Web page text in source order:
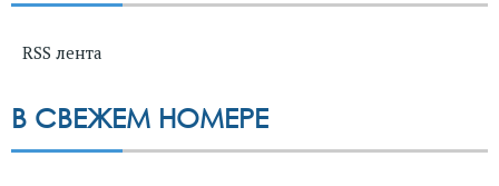
RSS лента
В СВЕЖЕМ НОМЕРЕ